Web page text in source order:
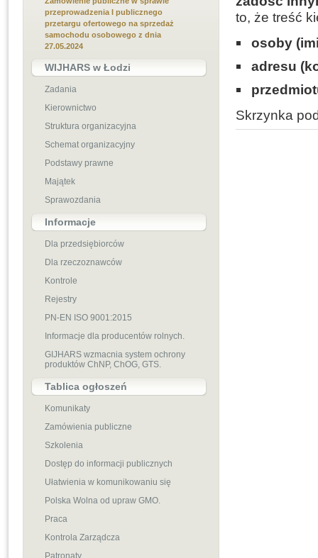
przeprowadzenia I publicznego
przetargu ofertowego na sprzedaż
samochodu osobowego z dnia
27.05.2024
WIJHARS w Łodzi
Zadania
Kierownictwo
Struktura organizacyjna
Schemat organizacyjny
Podstawy prawne
Majątek
Sprawozdania
Informacje
Dla przedsiębiorców
Dla rzeczoznawców
Kontrole
Rejestry
PN-EN ISO 9001:2015
Informacje dla producentów rolnych.
GIJHARS wzmacnia system ochrony
produktów ChNP, ChOG, GTS.
Tablica ogłoszeń
Komunikaty
Zamówienia publiczne
Szkolenia
Dostęp do informacji publicznych
Ułatwienia w komunikowaniu się
Polska Wolna od upraw GMO.
Praca
Kontrola Zarządcza
Patronaty
to, że treść
osoby
adresu
Skrzynka